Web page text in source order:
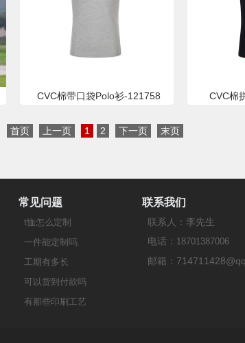
CVC棉带口袋Polo衫-121758 CVC棉
首页 上一页 1 2 下一页 末页
常见问题
t恤怎么定制
一件能定制吗
工期有多长
可以货到付款吗
有那些印刷工艺
联系我们
联系人：李先生
电话： 18701387006
邮箱：